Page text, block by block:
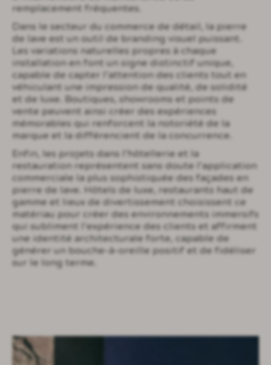
remplacement fréquentes.
Dans le secteur du commerce de détail, la pierre
de lave est un outil de branding visuel puissant.
Les variations naturelles propres à chaque
installation en font un signe distinctif unique,
capable de capter l’attention des clients tout en
véhiculant une impression de qualité, de solidité
et de luxe. Boutiques, showrooms et points de
vente peuvent ainsi créer des expériences
mémorables qui renforcent la notoriété de la
marque et la différencient de la concurrence.
Enfin, les projets dans l’hôtellerie et la
restauration représentent sans doute l’application
commerciale la plus sophistiquée des façades en
pierre de lave. Hôtels de luxe, restaurants haut de
gamme et lieux de divertissement choisissent ce
matériau pour créer des environnements immersifs
qui subliment l’expérience des clients et affirment
une identité architecturale forte, capable de
générer un bouche-à-oreille positif et de fidéliser
sur le long terme.